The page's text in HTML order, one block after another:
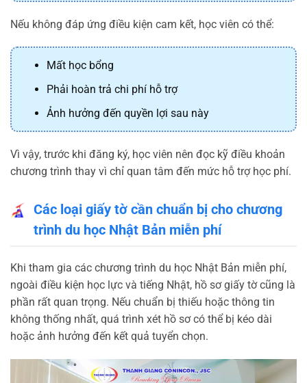
Nếu không đáp ứng điều kiện cam kết, học viên có thể:
Mất học bổng
Phải hoàn trả chi phí hỗ trợ
Ảnh hưởng đến quyền lợi sau này
Vì vậy, trước khi đăng ký, học viên nên đọc kỹ điều khoản
chương trình thay vì chỉ quan tâm đến mức hỗ trợ học phí.
Các loại giấy tờ cần chuẩn bị cho chương
trình du học Nhật Bản miễn phí
Khi tham gia các chương trình du học Nhật Bản miễn phí,
ngoài điều kiện học lực và tiếng Nhật, hồ sơ giấy tờ cũng là
phần rất quan trọng. Nếu chuẩn bị thiếu hoặc thông tin
không thống nhất, quá trình xét hồ sơ có thể bị kéo dài
hoặc ảnh hưởng đến kết quả tuyển chọn.